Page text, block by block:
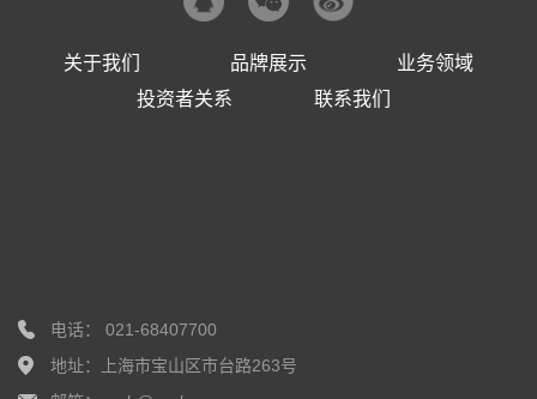
关于我们 品牌展示
业务领域
投资者关系
联系我们
电话： 021-68407700
地址：上海市宝山区市台路263号